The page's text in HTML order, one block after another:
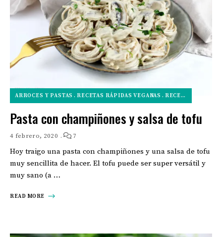
ARROCES Y PASTAS RECETAS RÁPIDAS VEGANAS RECETAS VEGANAS SALADAS
Pasta con champiñones y salsa de tofu
4 febrero, 2020 7
Hoy traigo una pasta con champiñones y una salsa de tofu
muy sencillita de hacer. El tofu puede ser super versátil y
muy sano (a …
READ MORE